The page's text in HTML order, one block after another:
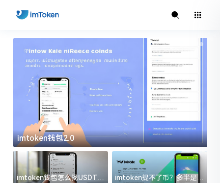
imtoken钱包2.0
imtoken钱包怎么找USDT地
imtoken提不了币？多半是这